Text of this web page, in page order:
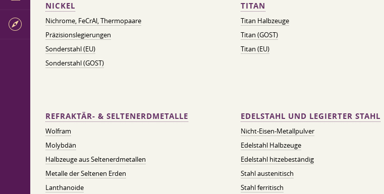
NICKEL
Nichrome, FeСrAl, ​​Thermopaare
Präzisionslegierungen
Sonderstahl (EU)
Sonderstahl (GOST)
TITAN
Titan Halbzeuge
Titan (GOST)
Titan (EU)
REFRAKTÄR- & SELTENERDMETALLE
Wolfram
Molybdän
Halbzeuge aus Seltenerdmetallen
Metalle der Seltenen Erden
Lanthanoide
EDELSTAHL UND LEGIERTER STAHL
Nicht-Eisen-Metallpulver
Edelstahl Halbzeuge
Edelstahl hitzebeständig
Stahl austenitisch
Stahl ferritisch